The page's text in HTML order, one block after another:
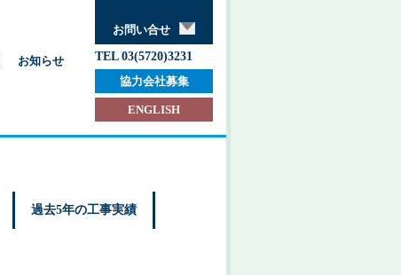
お知らせ
お問い合せ
TEL 03(5720)3231
協力会社募集
ENGLISH
過去5年の工事実績